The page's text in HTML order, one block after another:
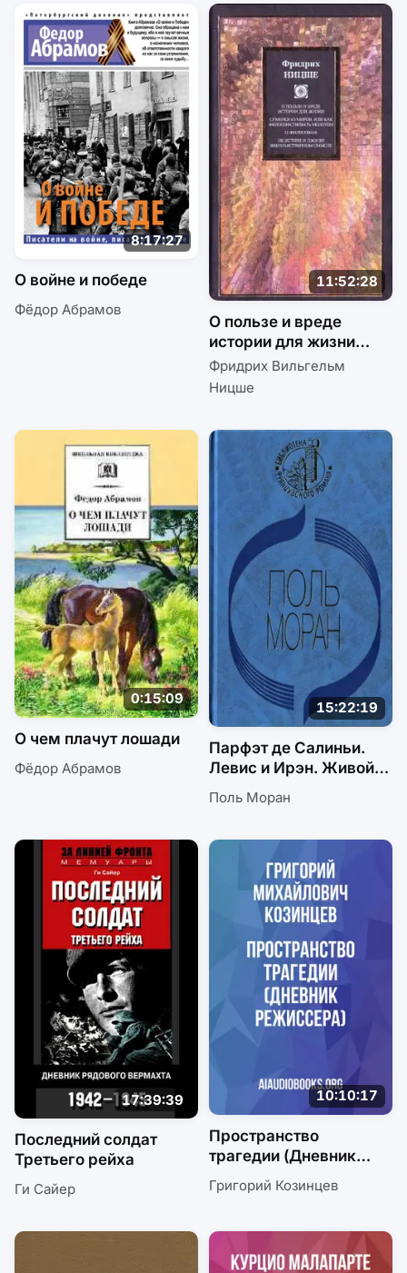
8:17:27
О войне и победе
Фёдор Абрамов
11:52:28
О пользе и вреде
истории для жизни
(сборник)
Фридрих Вильгельм
Ницше
0:15:09
О чем плачут лошади
Фёдор Абрамов
15:22:19
Парфэт де Салиньи.
Левис и Ирэн. Живой
Будда. Нежности кладь
Поль Моран
17:39:39
Последний солдат
Третьего рейха
Ги Сайер
10:10:17
Пространство
трагедии (Дневник
режиссера)
Григорий Козинцев